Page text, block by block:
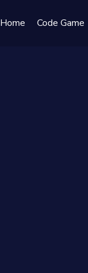
Home Code Game